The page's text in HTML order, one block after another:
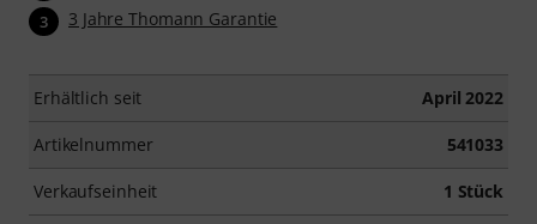
3 3 Jahre Thomann Garantie
Erhältlich seit April 2022
Artikelnummer 541033
Verkaufseinheit 1 Stück